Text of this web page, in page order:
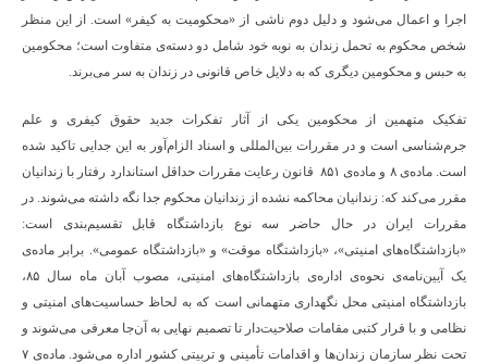
اجرا و اعمال می‌شود و دلیل دوم ناشی از «محکومیت به کیفر» است. از این منظر
شخص محکوم به تحمل زندان به نوبه خود شامل دو دسته‌ی متفاوت است؛ محکومین
به حبس و محکومین دیگری که به دلایل خاص قانونی در زندان به سر می‌برند.
تفکیک متهمین از محکومین یکی از آثار تفکرات جدید حقوق کیفری و علم
جرم‌شناسی است و در مقررات بین‌المللی و اسناد الزام‌آور به این جدایی تاکید شده
است. ماده‌ی ۸ و ماده‌ی ۸۵۱ قانون رعایت مقررات حداقل استاندارد رفتار با زندانیان
مقرر می‌کند که: زندانیان محاکمه نشده از زندانیان محکوم جدا نگه داشته می‌شوند. در
مقررات ایران در حال حاضر سه نوع بازداشتگاه قابل تقسیم‌بندی است:
«بازداشتگاه‌های امنیتی»، «بازداشتگاه موقت» و «بازداشتگاه عمومی». برابر ماده‌ی
یک آیین‌نامه‌ی نحوه‌ی اداره‌ی بازداشتگاه‌های امنیتی، مصوب آبان ماه سال ۸۵،
بازداشتگاه امنیتی محل نگهداری متهمانی است که به لحاظ حساسیت‌های امنیتی و
نظامی و با قرار کتبی مقامات صلاحیت‌دار تا تصمیم نهایی به آن‌جا معرفی می‌شوند و
تحت نظر سازمان زندان‌ها و اقدامات تأمینی و تربیتی کشور اداره می‌شود. ماده‌ی ۷